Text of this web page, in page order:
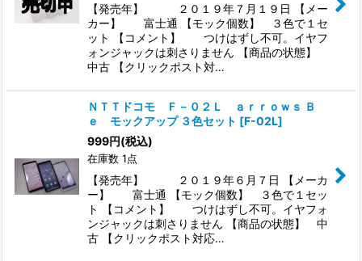
【発売年】 ２０１９年７月１９日 【メー
カー】 富士通 【モック個数】 ３色で１セ
ット 【コメント】 つけはずし不可。イヤフ
ォンジャックは刺さりません 【商品の状態】
中古 【クリックポスト対…
ＮＴＴドコモ Ｆ－０２Ｌ ａｒｒｏｗｓ Ｂ
ｅ モックアップ ３色セット [F-02L]
999円(税込)
在庫数 1点
【発売年】 ２０１９年６月７日 【メーカ
ー】 富士通 【モック個数】 ３色で１セッ
ト 【コメント】 つけはずし不可。イヤフォ
ンジャックは刺さりません 【商品の状態】 中
古 【クリックポスト対応…